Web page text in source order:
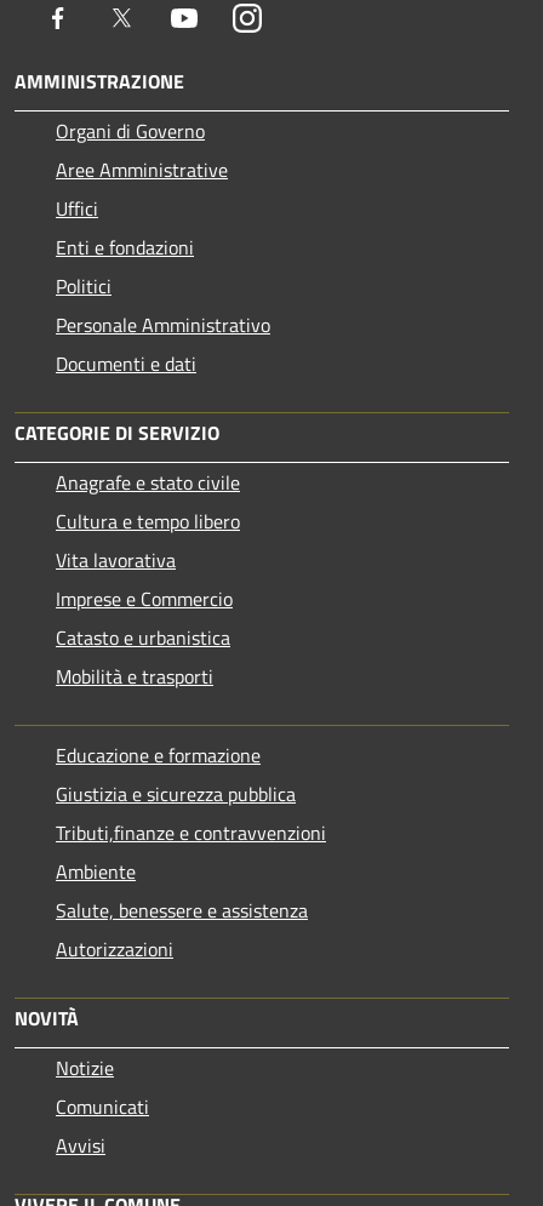
Facebook Twitter YoutubeInstagram
AMMINISTRAZIONE
Organi di Governo
Aree Amministrative
Uffici
Enti e fondazioni
Politici
Personale Amministrativo
Documenti e dati
CATEGORIE DI SERVIZIO
Anagrafe e stato civile
Cultura e tempo libero
Vita lavorativa
Imprese e Commercio
Catasto e urbanistica
Mobilità e trasporti
Educazione e formazione
Giustizia e sicurezza pubblica
Tributi,finanze e contravvenzioni
Ambiente
Salute, benessere e assistenza
Autorizzazioni
NOVITÀ
Notizie
Comunicati
Avvisi